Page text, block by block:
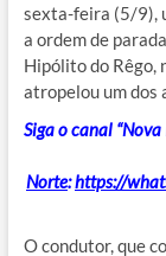
sexta-feira (5/9),
a ordem de
Hipólito do Rêgo,
atropelou um dos
Siga o canal
Norte:https://
O condutor, que